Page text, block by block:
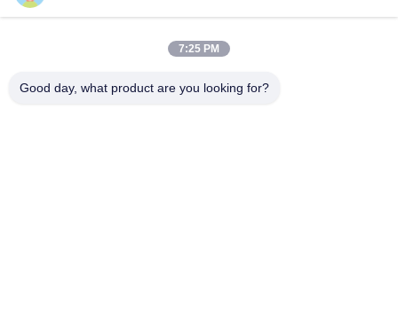
150ml washroom Plastic Automatic Fragrance Diffuser
7:25 PM
Good day, what product are you looking for?